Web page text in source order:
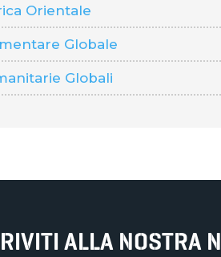
Orientale
Globale
Globali
ALLA NOSTRA